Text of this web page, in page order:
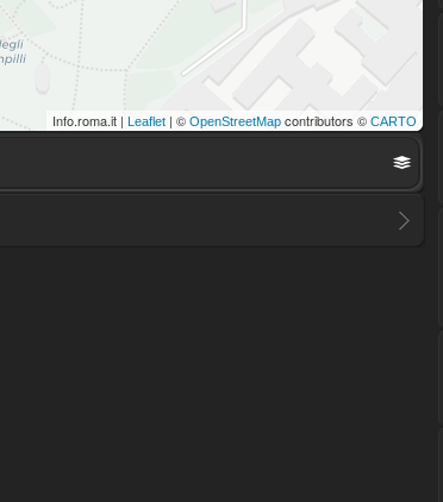
Info.roma.it | Leaflet | © OpenStreetMap contributors © CARTO